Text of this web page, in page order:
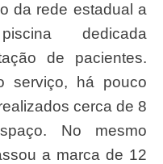
da rede estadual a
dedicada
de pacientes.
serviço, há pouco
cerca de 8
No mesmo
a marca de 12